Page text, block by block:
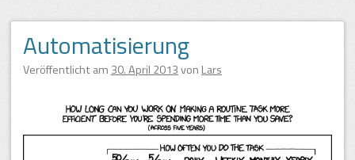
Automatisierung
Veröffentlicht am 30. April 2013von Lars